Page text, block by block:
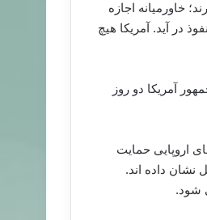
خاورمیانه اجازه
در آید. آمریکا هیچ
آمریکا دو روز
اروپایی حمایت
نشان داده اند.
شود.